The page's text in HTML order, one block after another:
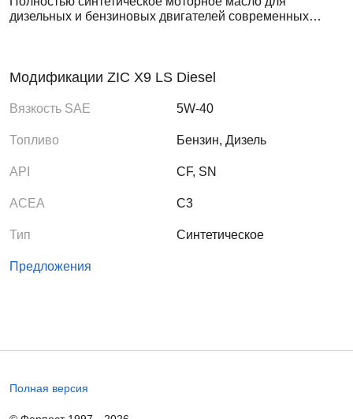
дизельных и бензиновых двигателей современных
обеспечивает дополнительную защиту комплексных
Модификации ZIC X9 LS Diesel
Вязкость SAE 5W-40
Топливо Бензин, Дизель
API CF, SN
ACEA C3
Тип Синтетическое
Предложения
Полная версия